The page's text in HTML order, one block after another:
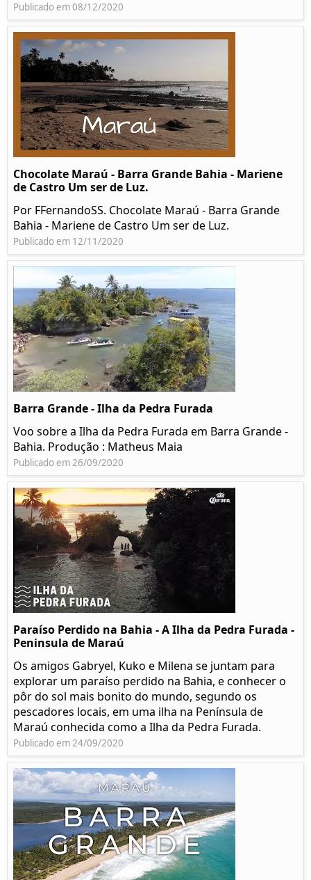
Publicado em 08/12/2020
Chocolate Maraú - Barra Grande Bahia - Mariene
de Castro Um ser de Luz.
Por FFernandoSS. Chocolate Maraú - Barra Grande
Bahia - Mariene de Castro Um ser de Luz.
Publicado em 12/11/2020
Barra Grande - Ilha da Pedra Furada
Voo sobre a Ilha da Pedra Furada em Barra Grande -
Bahia. Produção : Matheus Maia
Publicado em 26/09/2020
Paraíso Perdido na Bahia - A Ilha da Pedra Furada -
Peninsula de Maraú
Os amigos Gabryel, Kuko e Milena se juntam para
explorar um paraíso perdido na Bahia, e conhecer o
pôr do sol mais bonito do mundo, segundo os
pescadores locais, em uma ilha na Península de
Maraú conhecida como a Ilha da Pedra Furada.
Publicado em 24/09/2020